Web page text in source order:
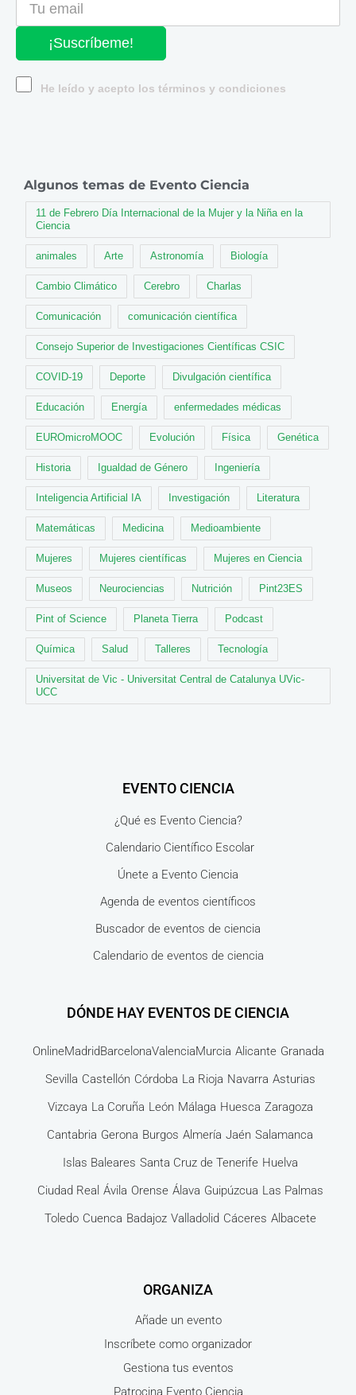
¡Suscríbeme!
He leído y acepto los términos y condiciones
Algunos temas de Evento Ciencia
11 de Febrero Día Internacional de la Mujer y la Niña en la
Ciencia
animales Arte Astronomía Biología
Cambio Climático Cerebro Charlas
Comunicación comunicación científica
Consejo Superior de Investigaciones Científicas CSIC
COVID-19 Deporte Divulgación científica
Educación Energía enfermedades médicas
EUROmicroMOOC Evolución Física Genética
Historia Igualdad de Género Ingeniería
Inteligencia Artificial IA Investigación Literatura
Matemáticas Medicina Medioambiente
Mujeres Mujeres científicas Mujeres en Ciencia
Museos Neurociencias Nutrición Pint23ES
Pint of Science Planeta Tierra Podcast
Química Salud Talleres Tecnología
Universitat de Vic - Universitat Central de Catalunya UVic-
UCC
EVENTO CIENCIA
¿Qué es Evento Ciencia?
Calendario Científico Escolar
Únete a Evento Ciencia
Agenda de eventos científicos
Buscador de eventos de ciencia
Calendario de eventos de ciencia
DÓNDE HAY EVENTOS DE CIENCIA
OnlineMadridBarcelonaValenciaMurcia Alicante Granada
Sevilla Castellón Córdoba La Rioja Navarra Asturias
Vizcaya La Coruña León Málaga Huesca Zaragoza
Cantabria Gerona Burgos Almería Jaén Salamanca
Islas Baleares Santa Cruz de Tenerife Huelva
Ciudad Real Ávila Orense Álava Guipúzcua Las Palmas
Toledo Cuenca Badajoz Valladolid Cáceres Albacete
ORGANIZA
Añade un evento
Inscríbete como organizador
Gestiona tus eventos
Patrocina Evento Ciencia